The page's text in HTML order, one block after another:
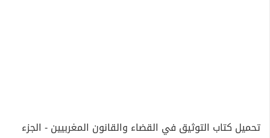
تحميل كتاب التوثيق في القضاء والقانون المغربيين - الجزء